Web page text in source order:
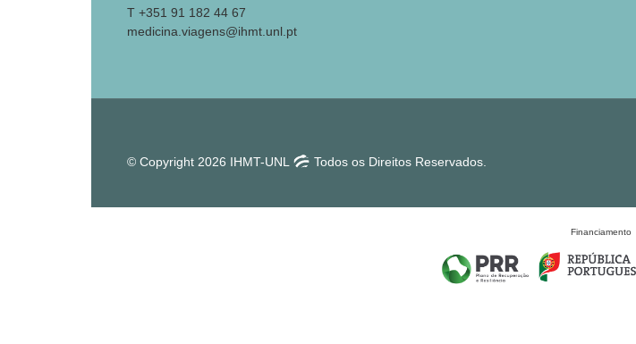
T +351 91 182 44 67
medicina.viagens@ihmt.unl.pt
© Copyright 2026 IHMT-UNL Todos os Direitos Reservados.
Financiamento